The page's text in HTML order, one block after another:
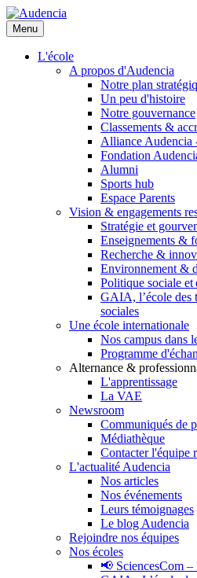
Aller
au
contenu
principal
Menu
L'école
A propos d'Audencia
Notre plan
Un peu d'histoire
Notre gouvernance
Classements &
Alliance Audencia
Fondation
Alumni
Sports hub
Espace Parents
Vision & engagements
Stratégie et
Enseignements &
Recherche &
Environnement &
Politique sociale
GAIA, l’école des
sociales
Une école internationale
Nos campus dans
Programme
Alternance &
L'apprentissage
La VAE
Newsroom
Communiqués de
Médiathèque
Contacter l'équipe
L'actualité Audencia
Nos articles
Nos événements
Leurs témoignages
Le blog Audencia
Rejoindre nos équipes
Nos écoles
📢 SciencesCom